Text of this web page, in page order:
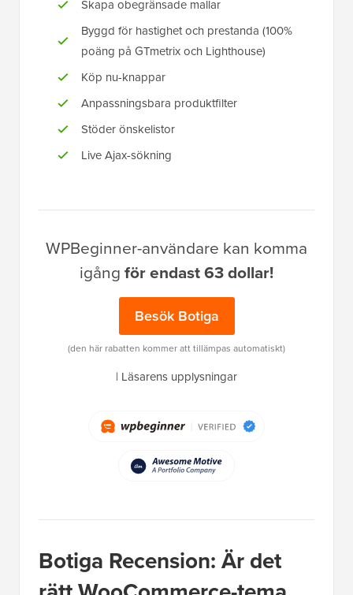
Skapa obegränsade mallar
Byggd för hastighet och prestanda (100%
poäng på GTmetrix och Lighthouse)
Köp nu-knappar
Anpassningsbara produktfilter
Stöder önskelistor
Live Ajax-sökning
WPBeginner-användare kan komma
igångför endast 63 dollar!
Besök Botiga
(den här rabatten kommer att tillämpas automatiskt)
| Läsarens upplysningar
Botiga Recension: Är det